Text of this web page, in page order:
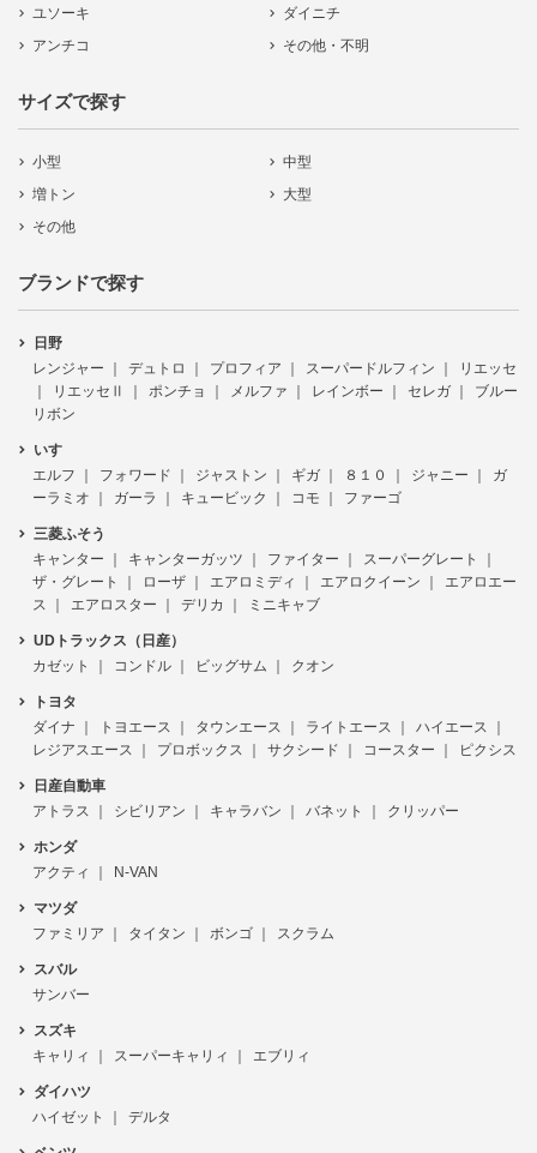
ユソーキ
ダイニチ
アンチコ
その他・不明
サイズで探す
小型
中型
増トン
大型
その他
ブランドで探す
日野
レンジャー
デュトロ プロフィア スーパードルフィン
リエッセ
リエッセⅡ
ポンチョ メルファ レインボー セレガ
ブルー
リボン
いすゞ
エルフ
フォワード ジャストン ギガ ８１０ ジャニー
ガ
ーラミオ
ガーラ キュービック コモ ファーゴ
三菱ふそう
キャンター
キャンターガッツ ファイター
スーパーグレート
ザ・グレート
ローザ エアロミディ エアロクイーン
エアロエー
ス
エアロスター デリカ ミニキャブ
UDトラックス（日産）
カゼット
コンドル ビッグサム クオン
トヨタ
ダイナ
トヨエース タウンエース ライトエース
ハイエース
レジアスエース
プロボックス サクシード コースター ピクシス
日産自動車
アトラス
シビリアン キャラバン バネット クリッパー
ホンダ
アクティ
N-VAN
マツダ
ファミリア
タイタン ボンゴ スクラム
スバル
サンバー
スズキ
キャリィ
スーパーキャリィ エブリィ
ダイハツ
ハイゼット
デルタ